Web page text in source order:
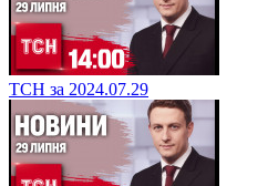
ТСН за 2024.07.29